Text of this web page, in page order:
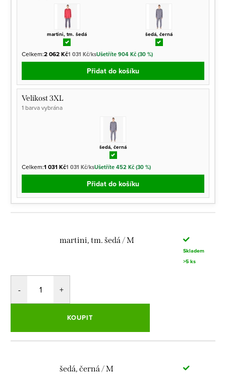
martini, tm. šedá šedá, černá
Celkem:2 062 Kč1 031 Kč/ksUšetříte 904 Kč (30 %)
Přidat do košíku
Velikost 3XL
1 barva vybrána
šedá, černá
Celkem:1 031 Kč1 031 Kč/ksUšetříte 452 Kč (30 %)
Přidat do košíku
martini, tm. šedá / M
Skladem
>5 ks
KOUPIT
šedá, černá / M